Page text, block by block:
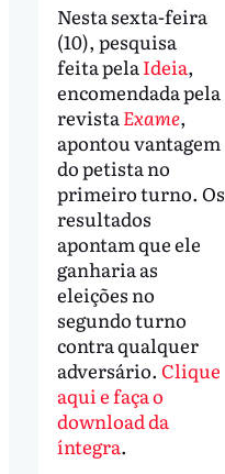
Nesta sexta-feira
(10), pesquisa
feita pela Ideia,
encomendada pela
revista Exame,
apontou vantagem
do petista no
primeiro turno. Os
resultados
apontam que ele
ganharia as
eleições no
segundo turno
contra qualquer
adversário. Clique
aqui e faça o
download da
íntegra.